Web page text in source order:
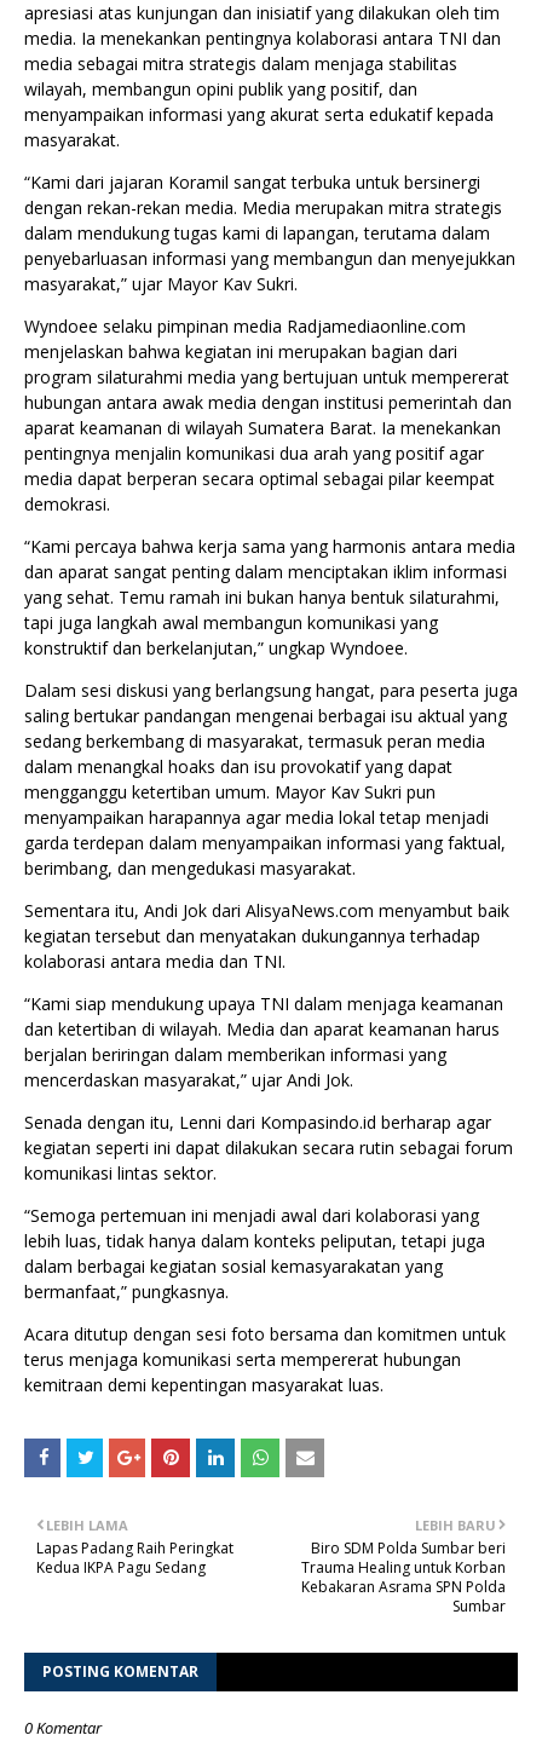
apresiasi atas kunjungan dan inisiatif yang dilakukan oleh tim
media. Ia menekankan pentingnya kolaborasi antara TNI dan
media sebagai mitra strategis dalam menjaga stabilitas
wilayah, membangun opini publik yang positif, dan
menyampaikan informasi yang akurat serta edukatif kepada
masyarakat.
“Kami dari jajaran Koramil sangat terbuka untuk bersinergi
dengan rekan-rekan media. Media merupakan mitra strategis
dalam mendukung tugas kami di lapangan, terutama dalam
penyebarluasan informasi yang membangun dan menyejukkan
masyarakat,” ujar Mayor Kav Sukri.
Wyndoee selaku pimpinan media Radjamediaonline.com
menjelaskan bahwa kegiatan ini merupakan bagian dari
program silaturahmi media yang bertujuan untuk mempererat
hubungan antara awak media dengan institusi pemerintah dan
aparat keamanan di wilayah Sumatera Barat. Ia menekankan
pentingnya menjalin komunikasi dua arah yang positif agar
media dapat berperan secara optimal sebagai pilar keempat
demokrasi.
“Kami percaya bahwa kerja sama yang harmonis antara media
dan aparat sangat penting dalam menciptakan iklim informasi
yang sehat. Temu ramah ini bukan hanya bentuk silaturahmi,
tapi juga langkah awal membangun komunikasi yang
konstruktif dan berkelanjutan,” ungkap Wyndoee.
Dalam sesi diskusi yang berlangsung hangat, para peserta juga
saling bertukar pandangan mengenai berbagai isu aktual yang
sedang berkembang di masyarakat, termasuk peran media
dalam menangkal hoaks dan isu provokatif yang dapat
mengganggu ketertiban umum. Mayor Kav Sukri pun
menyampaikan harapannya agar media lokal tetap menjadi
garda terdepan dalam menyampaikan informasi yang faktual,
berimbang, dan mengedukasi masyarakat.
Sementara itu, Andi Jok dari AlisyaNews.com menyambut baik
kegiatan tersebut dan menyatakan dukungannya terhadap
kolaborasi antara media dan TNI.
“Kami siap mendukung upaya TNI dalam menjaga keamanan
dan ketertiban di wilayah. Media dan aparat keamanan harus
berjalan beriringan dalam memberikan informasi yang
mencerdaskan masyarakat,” ujar Andi Jok.
Senada dengan itu, Lenni dari Kompasindo.id berharap agar
kegiatan seperti ini dapat dilakukan secara rutin sebagai forum
komunikasi lintas sektor.
“Semoga pertemuan ini menjadi awal dari kolaborasi yang
lebih luas, tidak hanya dalam konteks peliputan, tetapi juga
dalam berbagai kegiatan sosial kemasyarakatan yang
bermanfaat,” pungkasnya.
Acara ditutup dengan sesi foto bersama dan komitmen untuk
terus menjaga komunikasi serta mempererat hubungan
kemitraan demi kepentingan masyarakat luas.
LEBIH BARU
Biro SDM Polda Sumbar beri
Trauma Healing untuk Korban
Kebakaran Asrama SPN Polda
Sumbar
LEBIH LAMA
Lapas Padang Raih Peringkat
Kedua IKPA Pagu Sedang
POSTING KOMENTAR
0 Komentar